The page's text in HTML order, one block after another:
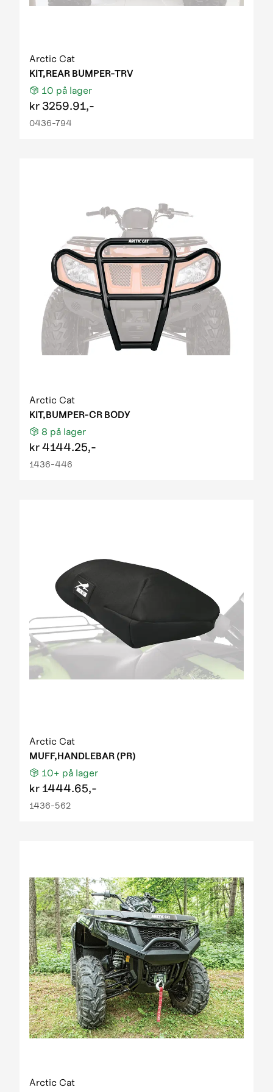
Arctic Cat
KIT,REAR BUMPER-TRV
10 på lager
kr 3259.91,-
0436-794
Arctic Cat
KIT,BUMPER-CR BODY
8 på lager
kr4144.25,-
1436-446
Arctic Cat
MUFF,HANDLEBAR (PR)
10+ på lager
kr 1444.65,-
1436-562
Arctic Cat